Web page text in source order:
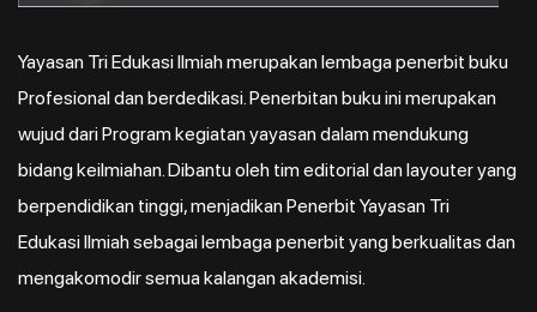
Yayasan Tri Edukasi Ilmiah merupakan lembaga penerbit buku
Profesional dan berdedikasi. Penerbitan buku ini merupakan
wujud dari Program kegiatan yayasan dalam mendukung
bidang keilmiahan. Dibantu oleh tim editorial dan layouter yang
berpendidikan tinggi, menjadikan Penerbit Yayasan Tri
Edukasi Ilmiah sebagai lembaga penerbit yang berkualitas dan
mengakomodir semua kalangan akademisi.